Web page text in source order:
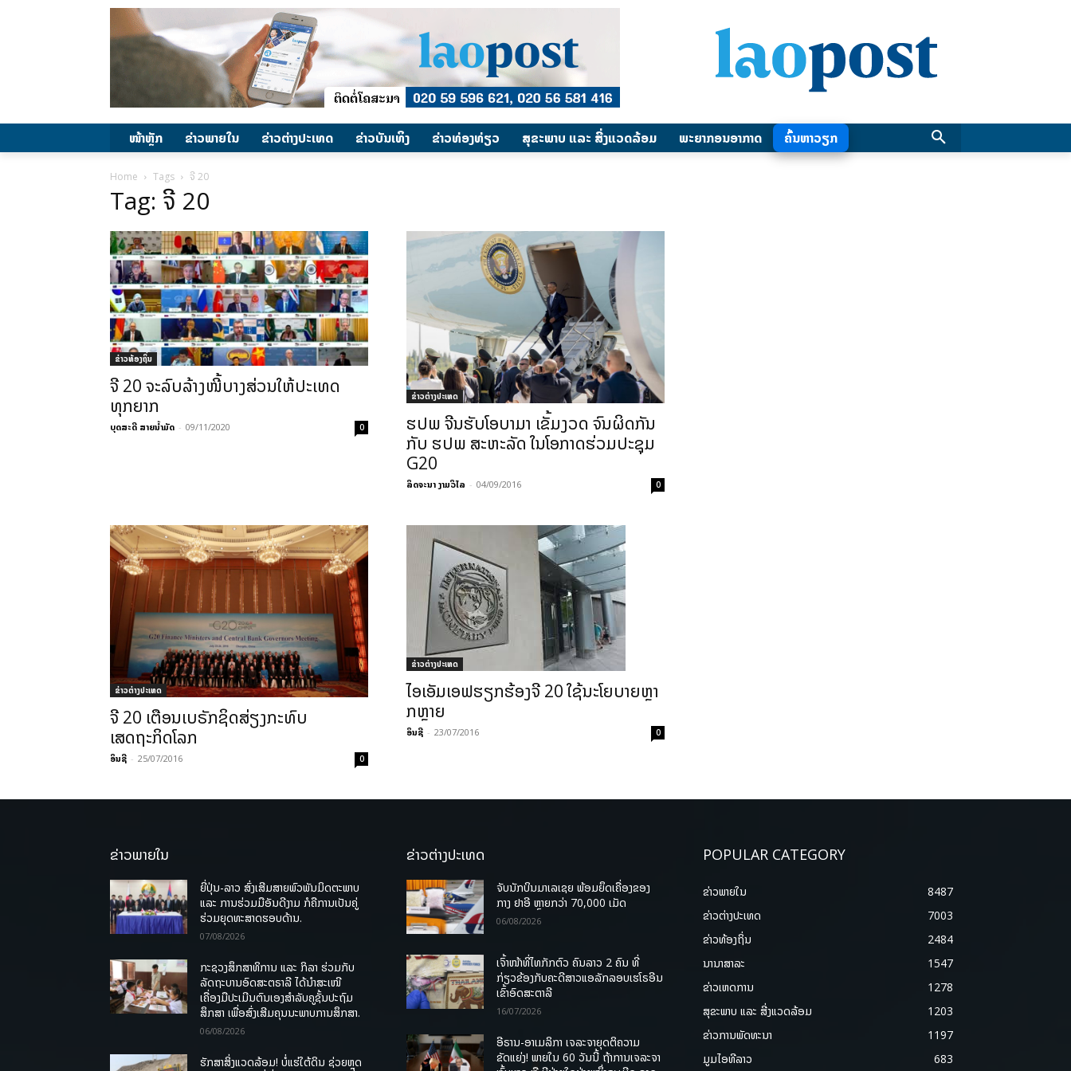
ໜ້າຫຼັກ ຂ່າວພາຍ​ໃນ ຂ່າວຕ່າງປະເທດ ​ຂ່າວບັນເທິງ ​ຂ່າວທ່ອງທ່ຽວ ສຸຂະພາບ ແລະ ສີ່ງແວດລ້ອມ ພະຍາກອນອາກາດ ຄົ້ນຫາວຽກ
Home Tags ຈີ 20
Tag: ຈີ 20
ຂ່າວທ້ອງຖິ່ນ
ຈີ 20 ຈະລົບລ້າງໜີ້ບາງສ່ວນໃຫ້ປະເທດ
ທຸກຍາກ
ບຸດສະດີ ສາຍນ້ຳມັດ - 09/11/2020 0
ຂ່າວຕ່າງປະເທດ
ຮປພ ຈີນຮັບໂອບາມາ ເຂັ້ມງວດ ຈົນຜິດກັນ
ກັບ ຮປພ ສະຫະລັດ ໃນໂອກາດຮ່ວມປະຊຸມ
G20
ລິດຈະນາ ງາມວິໄລ - 04/09/2016 0
ຂ່າວຕ່າງປະເທດ
ຈີ 20 ​ເຕືອນ​ເບຣັກຊິດສ່ຽງ​ກະທົບ​
ເສດຖະກິດ​ໂລກ
ອິນຊີ - 25/07/2016 0
ຂ່າວຕ່າງປະເທດ
​ໄອ​ເອັມ​ເອຟຮຽກຮ້ອງ​ຈີ 20 ​ໃຊ້​ນະ​ໂຍບາຍ​ຫຼາ
ກ​ຫຼາຍ
ອິນຊີ - 23/07/2016 0
ຂ່າວພາຍໃນ
ຍີ່ປຸ່ນ-ລາວ ສົ່ງເສີມສາຍພົວພັນມິດຕະພາບ
ແລະ ການຮ່ວມມືອັນດີງາມ ກໍຄືການເປັນຄູ່
ຮ່ວມຍຸດທະສາດຮອບດ້ານ.
07/08/2026
ກະຊວງສຶກສາທິການ ແລະ ກິລາ ຮ່ວມກັບ
ລັດຖະບານອົດສະຕຣາລີ ໄດ້ນຳສະເໜີ
ເຄື່ອງມືປະເມີນຕົນເອງສຳລັບຄູຊັ້ນປະຖົມ
ສຶກສາ ເພື່ອສົ່ງເສີມຄຸນນະພາບການສຶກສາ.
06/08/2026
ຮັກສາສິ່ງແວດລ້ອມ! ບໍ່ແຮ່ໃຕ້ດິນ ຊ່ວຍຫຼຸດ
ຂ່າວຕ່າງປະເທດ
ຈັບນັກບິນມາເລເຊຍ ພ້ອມຍຶດເຄື່ອງຂອງ
ກາງ ຢາອີ ຫຼາຍກວ່າ 70,000 ເມັດ
06/08/2026
ເຈົ້າໜ້າທີ່ໄທກັກຕົວ ຄົນລາວ 2 ຄົນ ທີ່
ກ່ຽວຂ້ອງກັບຄະດີສາວແອລັກລອບເຮໂຣອີນ
ເຂົ້າອົດສະຕາລີ
16/07/2026
ອີຣານ-ອາເມລິກາ ເຈລະຈາຍຸດຕິຄວາມ
ຂັດແຍ່ງ! ພາຍໃນ 60 ວັນນີ້ ຖ້າການເຈລະຈາ
POPULAR CATEGORY
ຂ່າວພາຍ​ໃນ
8487
ຂ່າວຕ່າງປະເທດ
7003
ຂ່າວທ້ອງຖິ່ນ
2484
ນານາສາລະ
1547
ຂ່າວເຫດການ
1278
ສຸຂະພາບ ແລະ ສີ່ງແວດລ້ອມ
1203
ຂ່າວການພັດທະນາ
1197
ມູມໄອທີລາວ
683